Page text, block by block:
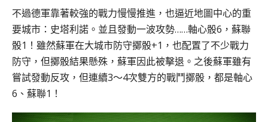
不過德軍靠著較強的戰力慢慢推進，也逼近地圖中心的重
要城市：史塔利諾。並且發動一波攻勢……軸心骰6，蘇聯
骰1！雖然蘇軍在大城市防守擲骰+1，也配置了不少戰力
防守，但擲骰結果懸殊，蘇軍因此被擊退。之後蘇軍雖有
嘗試發動反攻，但連續3～4次雙方的戰鬥擲骰，都是軸心
6、蘇聯1！